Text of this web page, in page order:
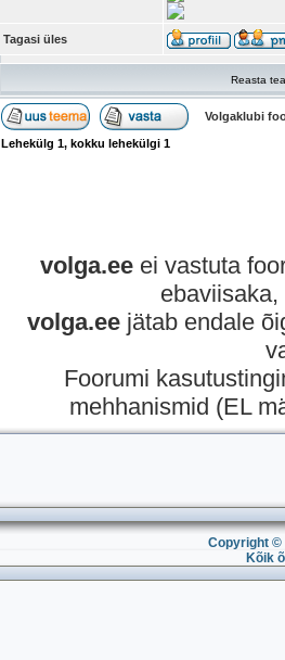
Tagasi üles
Reasta
Volgaklubi
Lehekülg 1, kokku lehekülgi 1
volga.eeei vastuta
volga.ee jätab endale
Foorumi
mehhanismid (EL
Copyright ©
Kõik